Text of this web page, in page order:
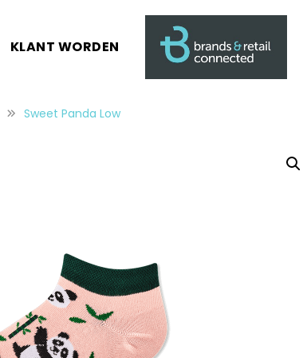
KLANT WORDEN
Sweet Panda Low